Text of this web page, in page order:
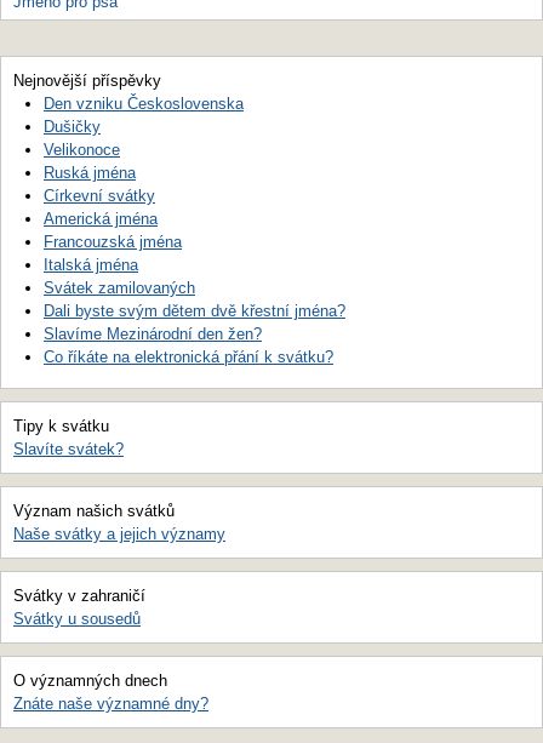
Nejnovější příspěvky
Den vzniku Československa
Dušičky
Velikonoce
Ruská jména
Církevní svátky
Americká jména
Francouzská jména
Italská jména
Svátek zamilovaných
Dali byste svým dětem dvě křestní jména?
Slavíme Mezinárodní den žen?
Co říkáte na elektronická přání k svátku?
Tipy k svátku
Slavíte svátek?
Význam našich svátků
Naše svátky a jejich významy
Svátky v zahraničí
Svátky u sousedů
O významných dnech
Znáte naše významné dny?